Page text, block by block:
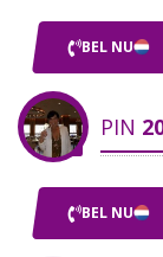
BEL NU
PIN
BEL NU